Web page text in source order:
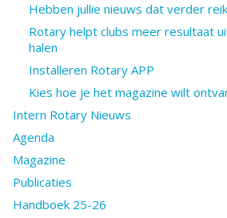
Hebben jullie nieuws dat verder
Rotary helpt clubs meer resultaat
halen
Installeren Rotary APP
Kies hoe je het magazine wilt
Intern Rotary Nieuws
Agenda
Magazine
Publicaties
Handboek 25-26